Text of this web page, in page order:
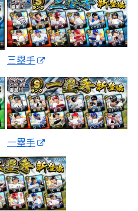
三塁手
一塁手